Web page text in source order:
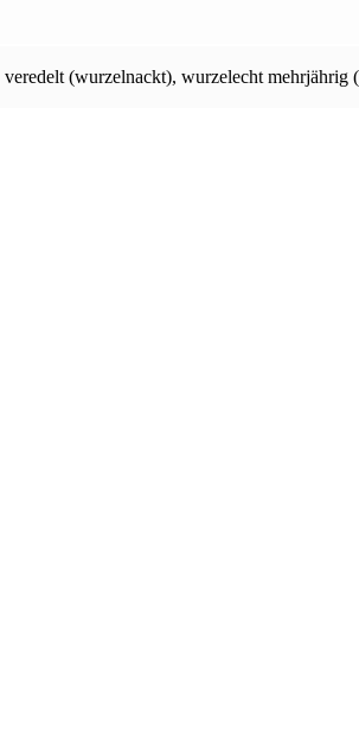
veredelt (wurzelnackt), wurzelecht mehrjährig